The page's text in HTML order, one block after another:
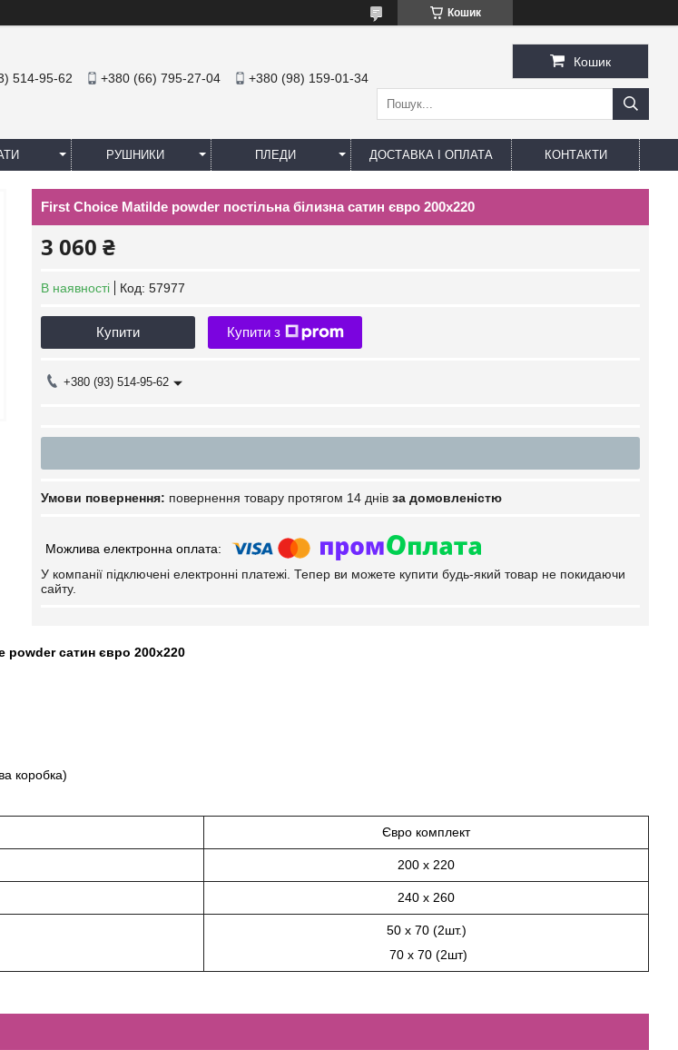
Кошик
514-95-62 +380 (66) 795-27-04 +380 (98) 159-01-34
Кошик
РУШНИКИ ПЛЕДИ ДОСТАВКА І ОПЛАТА КОНТАКТИ
First Choice Matilde powder постільна білизна сатин євро 200х220
3 060 ₴
В наявності Код: 57977
Купити Купити з
+380 (93) 514-95-62
повернення товару протягом 14 днів за домовленістю
У компанії підключені електронні платежі. Тепер ви можете купити будь-який товар не покидаючи
сайту.
powder сатин євро 200х220
коробка)
Євро комплект
200 х 220
240 х 260
50 х 70 (2шт.)
70 х 70 (2шт)